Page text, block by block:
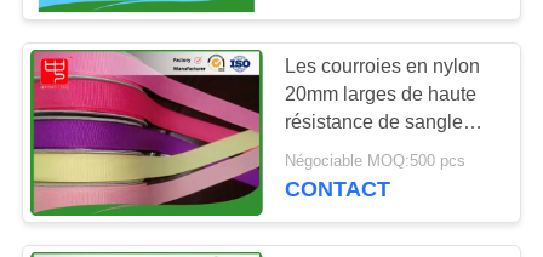
Courroies en nylon
de sangle
15
Les courroies en nylon
20mm larges de haute
résistance de sangle
pour le vêtement vêtx
Négociable MOQ:500 pcs
CONTACT